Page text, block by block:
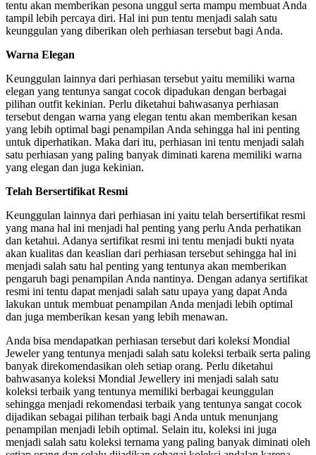
tentu akan memberikan pesona unggul serta mampu membuat Anda
tampil lebih percaya diri. Hal ini pun tentu menjadi salah satu
keunggulan yang diberikan oleh perhiasan tersebut bagi Anda.
Warna Elegan
Keunggulan lainnya dari perhiasan tersebut yaitu memiliki warna
elegan yang tentunya sangat cocok dipadukan dengan berbagai
pilihan outfit kekinian. Perlu diketahui bahwasanya perhiasan
tersebut dengan warna yang elegan tentu akan memberikan kesan
yang lebih optimal bagi penampilan Anda sehingga hal ini penting
untuk diperhatikan. Maka dari itu, perhiasan ini tentu menjadi salah
satu perhiasan yang paling banyak diminati karena memiliki warna
yang elegan dan juga kekinian.
Telah Bersertifikat Resmi
Keunggulan lainnya dari perhiasan ini yaitu telah bersertifikat resmi
yang mana hal ini menjadi hal penting yang perlu Anda perhatikan
dan ketahui. Adanya sertifikat resmi ini tentu menjadi bukti nyata
akan kualitas dan keaslian dari perhiasan tersebut sehingga hal ini
menjadi salah satu hal penting yang tentunya akan memberikan
pengaruh bagi penampilan Anda nantinya. Dengan adanya sertifikat
resmi ini tentu dapat menjadi salah satu upaya yang dapat Anda
lakukan untuk membuat penampilan Anda menjadi lebih optimal
dan juga memberikan kesan yang lebih menawan.
Anda bisa mendapatkan perhiasan tersebut dari koleksi Mondial
Jeweler yang tentunya menjadi salah satu koleksi terbaik serta paling
banyak direkomendasikan oleh setiap orang. Perlu diketahui
bahwasanya koleksi Mondial Jewellery ini menjadi salah satu
koleksi terbaik yang tentunya memiliki berbagai keunggulan
sehingga menjadi rekomendasi terbaik yang tentunya sangat cocok
dijadikan sebagai pilihan terbaik bagi Anda untuk menunjang
penampilan menjadi lebih optimal. Selain itu, koleksi ini juga
menjadi salah satu koleksi ternama yang paling banyak diminati oleh